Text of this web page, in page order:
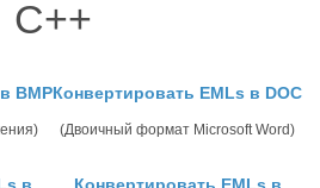
C++
BMPКонвертировать EMLs в DOC
(Двоичный формат Microsoft Word)